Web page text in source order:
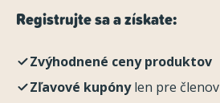
Registrujte sa a získate:
Zvýhodnené ceny produktov
Zľavové kupónylen pre členov